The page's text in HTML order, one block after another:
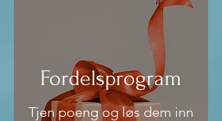
Fordelsprogram
Tjen poeng og løs dem inn